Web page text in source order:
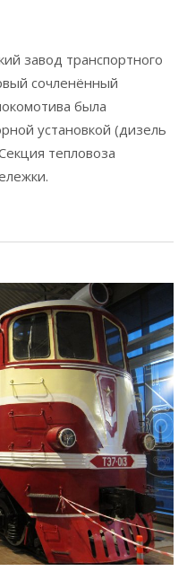
завод транспортного
сочленённый
была
установкой (дизель
тепловоза